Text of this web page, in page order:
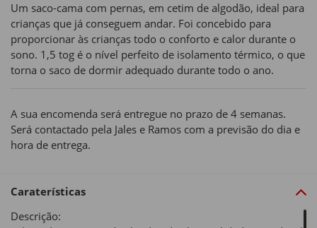
Um saco-cama com pernas, em cetim de algodão, ideal para
crianças que já conseguem andar. Foi concebido para
proporcionar às crianças todo o conforto e calor durante o
sono. 1,5 tog é o nível perfeito de isolamento térmico, o que
torna o saco de dormir adequado durante todo o ano.
A sua encomenda será entregue no prazo de 4 semanas.
Será contactado pela Jales e Ramos com a previsão do dia e
hora de entrega.
Caraterísticas
Descrição: